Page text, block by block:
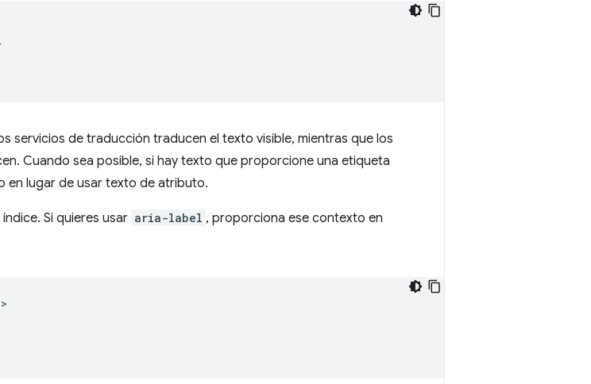
servicios de traducción traducen el texto visible, mientras que los
Cuando sea posible, si hay texto que proporcione una etiqueta
en lugar de usar texto de atributo.
Si quieres usar aria-label , proporciona ese contexto en